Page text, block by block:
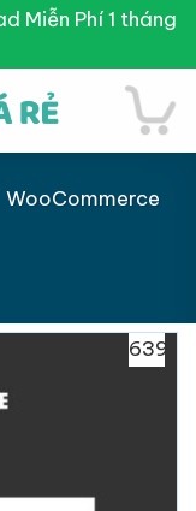
Miễn Phí 1 tháng
WooCommerce
639